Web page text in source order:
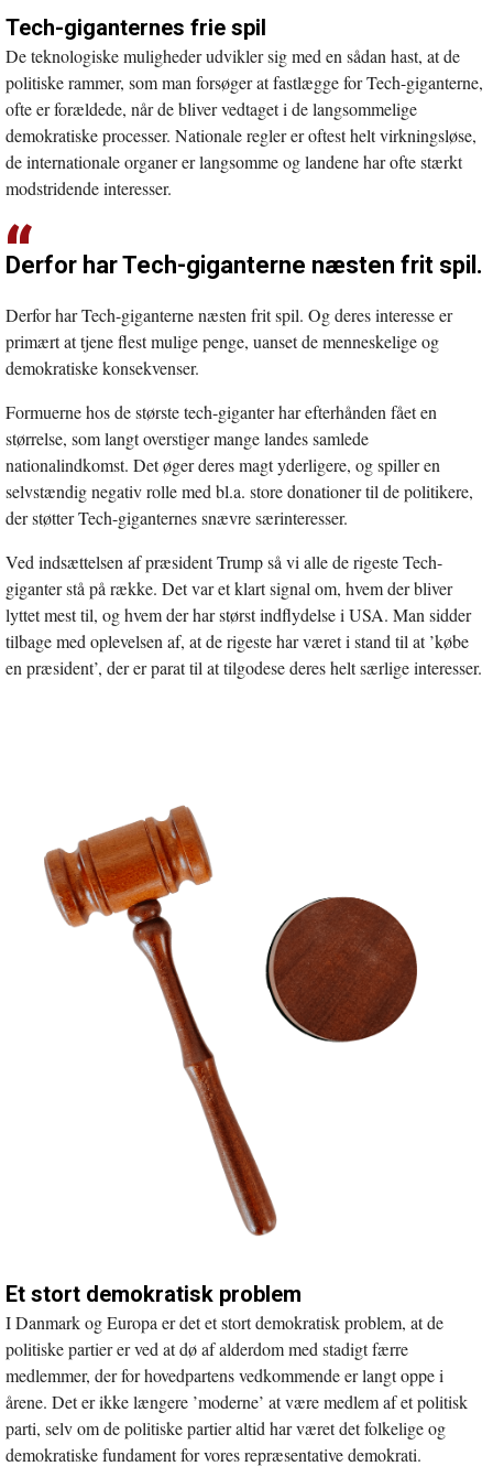
Tech-giganternes frie spil
De teknologiske muligheder udvikler sig med en sådan hast, at de
politiske rammer, som man forsøger at fastlægge for Tech-giganterne,
ofte er forældede, når de bliver vedtaget i de langsommelige
demokratiske processer. Nationale regler er oftest helt virkningsløse,
de internationale organer er langsomme og landene har ofte stærkt
modstridende interesser.
Derfor har Tech-giganterne næsten frit spil.
Derfor har Tech-giganterne næsten frit spil. Og deres interesse er
primært at tjene flest mulige penge, uanset de menneskelige og
demokratiske konsekvenser.
Formuerne hos de største tech-giganter har efterhånden fået en
størrelse, som langt overstiger mange landes samlede
nationalindkomst. Det øger deres magt yderligere, og spiller en
selvstændig negativ rolle med bl.a. store donationer til de politikere,
der støtter Tech-giganternes snævre særinteresser.
Ved indsættelsen af præsident Trump så vi alle de rigeste Tech-
giganter stå på række. Det var et klart signal om, hvem der bliver
lyttet mest til, og hvem der har størst indflydelse i USA. Man sidder
tilbage med oplevelsen af, at de rigeste har været i stand til at ’købe
en præsident’, der er parat til at tilgodese deres helt særlige interesser.
Et stort demokratisk problem
I Danmark og Europa er det et stort demokratisk problem, at de
politiske partier er ved at dø af alderdom med stadigt færre
medlemmer, der for hovedpartens vedkommende er langt oppe i
årene. Det er ikke længere ’moderne’ at være medlem af et politisk
parti, selv om de politiske partier altid har været det folkelige og
demokratiske fundament for vores repræsentative demokrati.